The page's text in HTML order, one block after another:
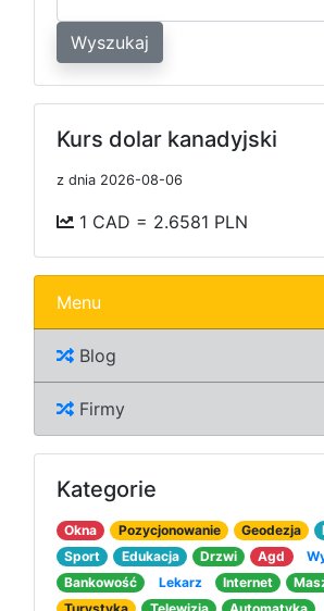
Wyszukaj
Kurs dolar kanadyjski
z dnia 2026-08-06
1 CAD = 2.6581 PLN
Menu
Blog
Firmy
Kategorie
Okna Pozycjonowanie Geodezja
Sport
Edukacja Drzwi Agd
Bankowość
Lekarz Internet